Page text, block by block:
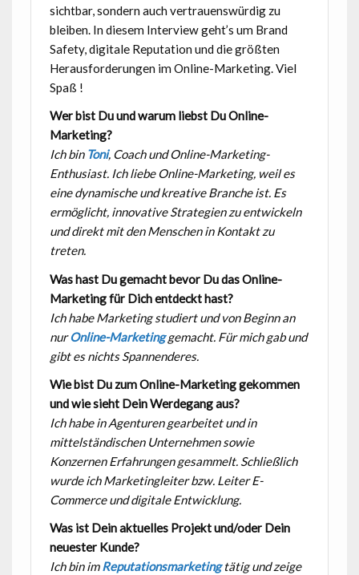
sichtbar, sondern auch vertrauenswürdig zu
bleiben. In diesem Interview geht’s um Brand
Safety, digitale Reputation und die größten
Herausforderungen im Online-Marketing. Viel
Spaß !
Wer bist Du und warum liebst Du Online-
Marketing?
Ich bin Toni, Coach und Online-Marketing-
Enthusiast. Ich liebe Online-Marketing, weil es
eine dynamische und kreative Branche ist. Es
ermöglicht, innovative Strategien zu entwickeln
und direkt mit den Menschen in Kontakt zu
treten.
Was hast Du gemacht bevor Du das Online-
Marketing für Dich entdeckt hast?
Ich habe Marketing studiert und von Beginn an
nurOnline-Marketinggemacht. Für mich gab und
gibt es nichts Spannenderes.
Wie bist Du zum Online-Marketing gekommen
und wie sieht Dein Werdegang aus?
Ich habe in Agenturen gearbeitet und in
mittelständischen Unternehmen sowie
Konzernen Erfahrungen gesammelt. Schließlich
wurde ich Marketingleiter bzw. Leiter E-
Commerce und digitale Entwicklung.
Was ist Dein aktuelles Projekt und/oder Dein
neuester Kunde?
Ich bin imReputationsmarketingtätig und zeige